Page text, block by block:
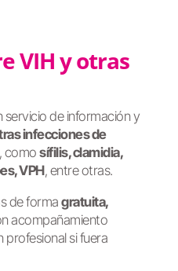
VIH y otras
servicio de información y
infecciones de
, comosífilis, clamidia,
VPH, entre otras.
de formagratuita,
acompañamiento
profesional si fuera